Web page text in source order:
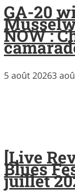
GA-20
NOW :
5 août 20263
[Live
Blues
juillet